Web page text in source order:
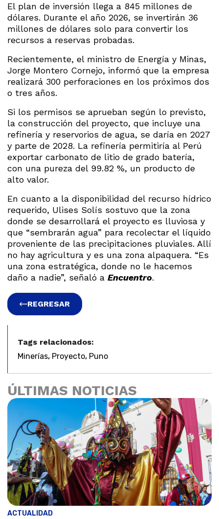
El plan de inversión llega a 845 millones de
dólares. Durante el año 2026, se invertirán 36
millones de dólares solo para convertir los
recursos a reservas probadas.
Recientemente, el ministro de Energía y Minas,
Jorge Montero Cornejo, informó que la empresa
realizará 300 perforaciones en los próximos dos
o tres años.
Si los permisos se aprueban según lo previsto,
la construcción del proyecto, que incluye una
refinería y reservorios de agua, se daría en 2027
y parte de 2028. La refinería permitiría al Perú
exportar carbonato de litio de grado batería,
con una pureza del 99.82 %, un producto de
alto valor.
En cuanto a la disponibilidad del recurso hídrico
requerido, Ulises Solís sostuvo que la zona
donde se desarrollará el proyecto es lluviosa y
que “sembrarán agua” para recolectar el líquido
proveniente de las precipitaciones pluviales. Allí
no hay agricultura y es una zona alpaquera. “Es
una zona estratégica, donde no le hacemos
daño a nadie”, señaló a Encuentro.
REGRESAR
Tags relacionados:
Minerías, Proyecto, Puno
ÚLTIMAS NOTICIAS
ACTUALIDAD